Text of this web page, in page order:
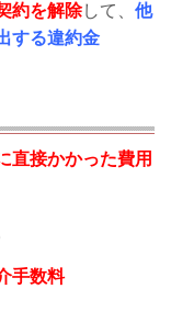
約を解除して、 他
する違約金
直接かかった費用
手数料